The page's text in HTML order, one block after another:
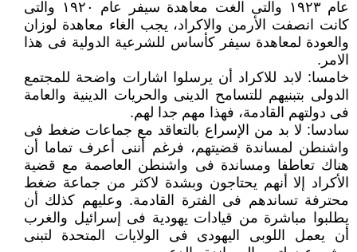
عام ١٩٢٣ والتى الغت معاهدة سيفر عام ١٩٢٠ والتى
كانت انصفت الأرمن والاكراد، يجب الغاء معاهدة لوزان
والعودة لمعاهدة سيفر كأساس للشرعية الدولية فى هذا
الامر.
خامسا: لابد للاكراد أن يرسلوا اشارات واضحة للمجتمع
الدولى بتبنيهم للتسامح الدينى والحريات الدينية والعامة
فى دولتهم القادمة، فهذا مهم جدا لهم.
سادسا: لا بد من الإسراع بالتعاقد مع جماعات ضغط فى
واشنطن لمساندة قضيتهم، فرغم أننى أعرف تماما أن
هناك تعاطفا ومساندة فى واشنطن العاصمة مع قضية
الأكراد إلا أنهم يحتاجون وبشدة لاكثر من جماعة ضغط
محترفة تساندهم فى الفترة القادمة. وعليهم كذلك أن
يطلبوا مباشرة من قيادات يهودية فى إسرائيل والغرب
أن يعمل اللوبى اليهودى فى الولايات المتحدة لتبنى